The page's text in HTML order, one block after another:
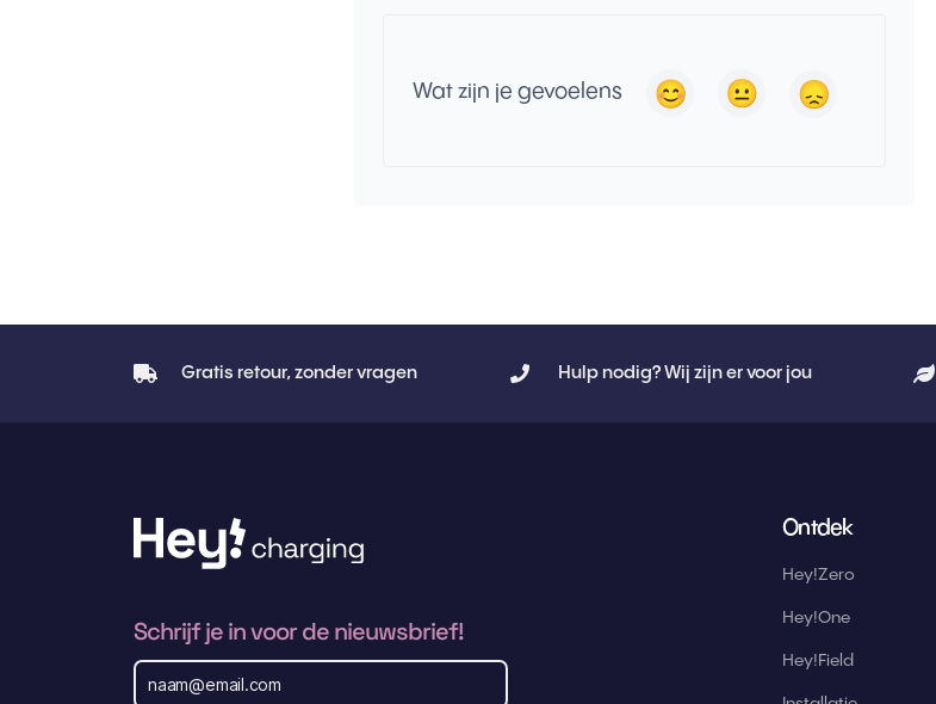
Wat zijn je gevoelens
Gratis retour, zonder vragen Hulp nodig? Wij zijn er voor jou
Schrijf je in voor de nieuwsbrief!
E
Ontdek
Hey!Zero
Hey!One
Hey!Field